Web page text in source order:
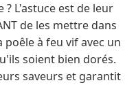
L'astuce est de leur
de les mettre dans
poêle à feu vif avec un
soient bien dorés.
saveurs et garantit